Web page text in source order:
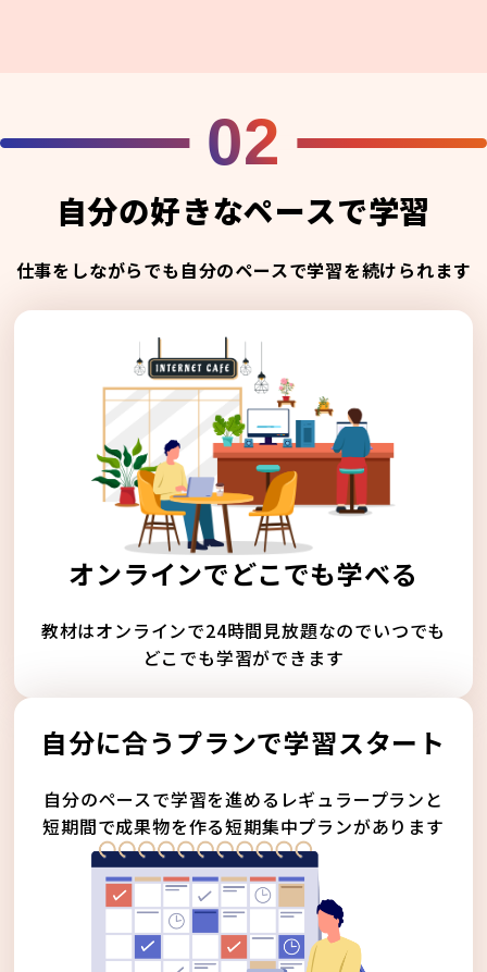
02
自分の好きなペースで学習
仕事をしながらでも自分のペースで学習を続けられます
オンラインでどこでも学べる
教材はオンラインで24時間見放題なのでいつでも
どこでも学習ができます
自分に合うプランで学習スタート
自分のペースで学習を進めるレギュラープランと
短期間で成果物を作る短期集中プランがあります